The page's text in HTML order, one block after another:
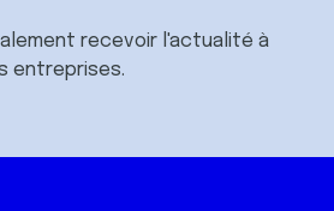
recevoir l'actualité à
entreprises.